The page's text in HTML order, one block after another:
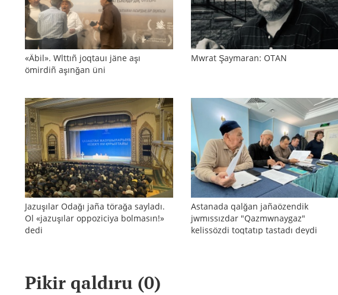
«Äbil». Wlttıñ joqtauı jäne aşı
ömirdiñ aşınğan üni
Mwrat Şaymaran: OTAN
Jazuşılar Odağı jaña törağa sayladı.
Ol «jazuşılar oppoziciya bolmasın!»
dedi
Astanada qalğan jañaözendik
jwmıssızdar "Qazmwnaygaz"
kelissözdi toqtatıp tastadı deydi
Pikir qaldıru (0)